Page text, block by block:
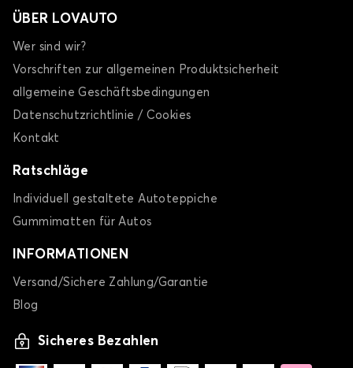
ÜBER LOVAUTO
Wer sind wir?
Vorschriften zur allgemeinen Produktsicherheit
allgemeine Geschäftsbedingungen
Datenschutzrichtlinie / Cookies
Kontakt
Ratschläge
Individuell gestaltete Autoteppiche
Gummimatten für Autos
INFORMATIONEN
Versand/Sichere Zahlung/Garantie
Blog
Sicheres Bezahlen